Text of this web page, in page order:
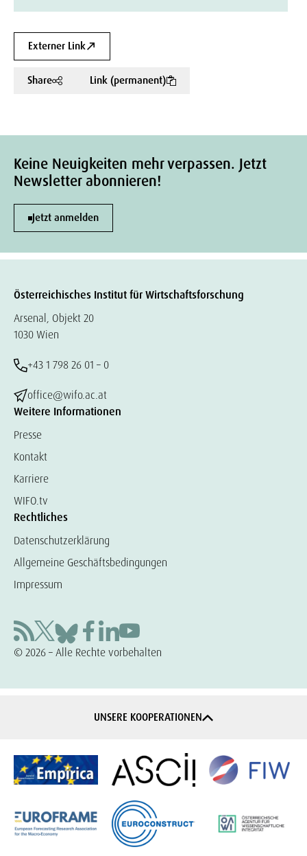
Externer Link
Share Link (permanent)
Keine Neuigkeiten mehr verpassen. Jetzt
Newsletter abonnieren!
Jetzt anmelden
Österreichisches Institut für Wirtschaftsforschung
Arsenal, Objekt 20
1030 Wien
+43 1 798 26 01 – 0
office@wifo.ac.at
Weitere Informationen
Presse
Kontakt
Karriere
WIFO.tv
Rechtliches
Datenschutzerklärung
Allgemeine Geschäftsbedingungen
Impressum
© 2026 – Alle Rechte vorbehalten
UNSERE KOOPERATIONEN